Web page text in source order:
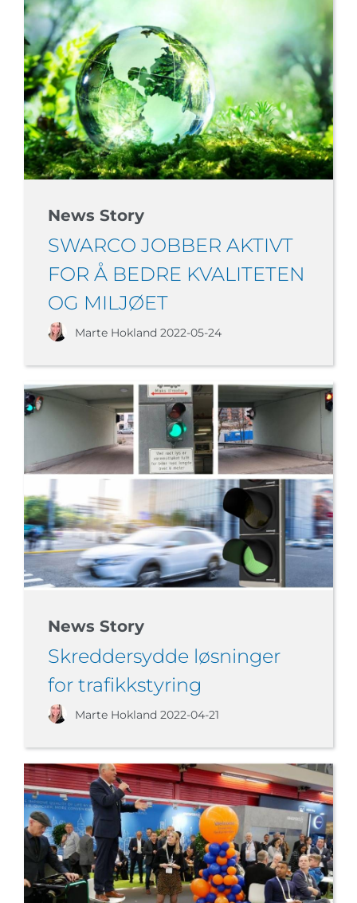
News Story
SWARCO JOBBER AKTIVT
FOR Å BEDRE KVALITETEN
OG MILJØET
Marte Hokland 2022-05-24
News Story
Skreddersydde løsninger
for trafikkstyring
Marte Hokland 2022-04-21